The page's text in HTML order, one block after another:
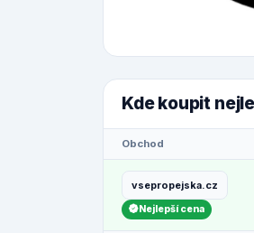
Kde koupit
Obchod
vsepropejska.cz
Nejlepší cena